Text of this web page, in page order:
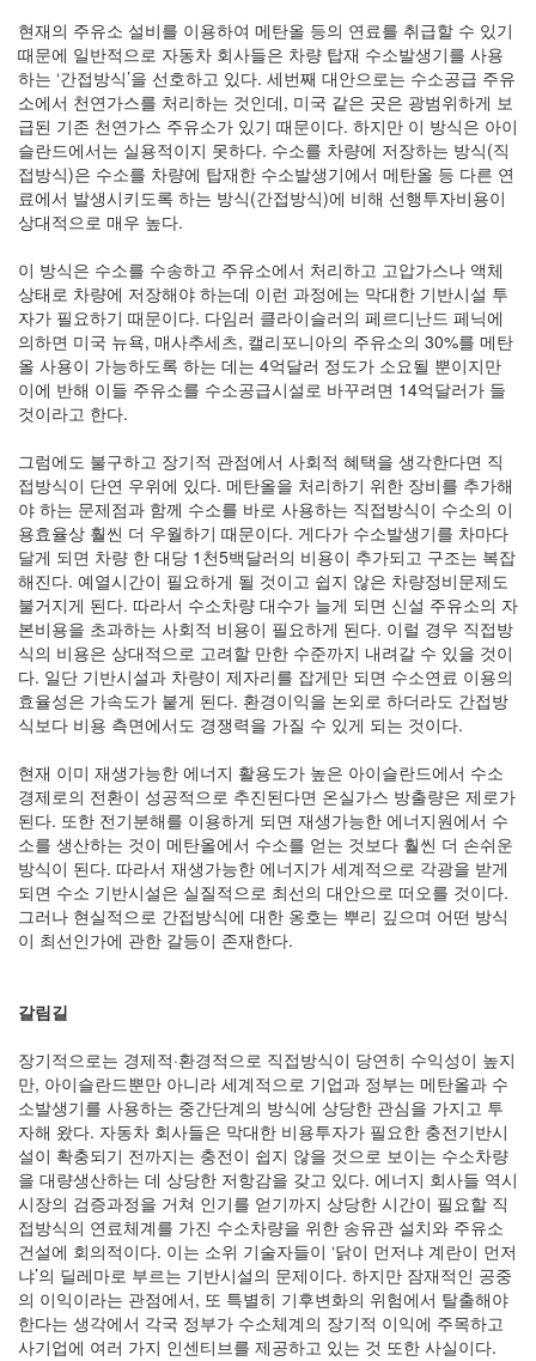
현재의 주유소 설비를 이용하여 메탄올 등의 연료를 취급할 수 있기
때문에 일반적으로 자동차 회사들은 차량 탑재 수소발생기를 사용
하는 ‘간접방식’을 선호하고 있다. 세번째 대안으로는 수소공급 주유
소에서 천연가스를 처리하는 것인데, 미국 같은 곳은 광범위하게 보
급된 기존 천연가스 주유소가 있기 때문이다. 하지만 이 방식은 아이
슬란드에서는 실용적이지 못하다. 수소를 차량에 저장하는 방식(직
접방식)은 수소를 차량에 탑재한 수소발생기에서 메탄올 등 다른 연
료에서 발생시키도록 하는 방식(간접방식)에 비해 선행투자비용이
상대적으로 매우 높다.
이 방식은 수소를 수송하고 주유소에서 처리하고 고압가스나 액체
상태로 차량에 저장해야 하는데 이런 과정에는 막대한 기반시설 투
자가 필요하기 때문이다. 다임러 클라이슬러의 페르디난드 페닉에
의하면 미국 뉴욕, 매사추세츠, 캘리포니아의 주유소의 30%를 메탄
올 사용이 가능하도록 하는 데는 4억달러 정도가 소요될 뿐이지만
이에 반해 이들 주유소를 수소공급시설로 바꾸려면 14억달러가 들
것이라고 한다.
그럼에도 불구하고 장기적 관점에서 사회적 혜택을 생각한다면 직
접방식이 단연 우위에 있다. 메탄올을 처리하기 위한 장비를 추가해
야 하는 문제점과 함께 수소를 바로 사용하는 직접방식이 수소의 이
용효율상 훨씬 더 우월하기 때문이다. 게다가 수소발생기를 차마다
달게 되면 차량 한 대당 1천5백달러의 비용이 추가되고 구조는 복잡
해진다. 예열시간이 필요하게 될 것이고 쉽지 않은 차량정비문제도
불거지게 된다. 따라서 수소차량 대수가 늘게 되면 신설 주유소의 자
본비용을 초과하는 사회적 비용이 필요하게 된다. 이럴 경우 직접방
식의 비용은 상대적으로 고려할 만한 수준까지 내려갈 수 있을 것이
다. 일단 기반시설과 차량이 제자리를 잡게만 되면 수소연료 이용의
효율성은 가속도가 붙게 된다. 환경이익을 논외로 하더라도 간접방
식보다 비용 측면에서도 경쟁력을 가질 수 있게 되는 것이다.
현재 이미 재생가능한 에너지 활용도가 높은 아이슬란드에서 수소
경제로의 전환이 성공적으로 추진된다면 온실가스 방출량은 제로가
된다. 또한 전기분해를 이용하게 되면 재생가능한 에너지원에서 수
소를 생산하는 것이 메탄올에서 수소를 얻는 것보다 훨씬 더 손쉬운
방식이 된다. 따라서 재생가능한 에너지가 세계적으로 각광을 받게
되면 수소 기반시설은 실질적으로 최선의 대안으로 떠오를 것이다.
그러나 현실적으로 간접방식에 대한 옹호는 뿌리 깊으며 어떤 방식
이 최선인가에 관한 갈등이 존재한다.
갈림길
장기적으로는 경제적·환경적으로 직접방식이 당연히 수익성이 높지
만, 아이슬란드뿐만 아니라 세계적으로 기업과 정부는 메탄올과 수
소발생기를 사용하는 중간단계의 방식에 상당한 관심을 가지고 투
자해 왔다. 자동차 회사들은 막대한 비용투자가 필요한 충전기반시
설이 확충되기 전까지는 충전이 쉽지 않을 것으로 보이는 수소차량
을 대량생산하는 데 상당한 저항감을 갖고 있다. 에너지 회사들 역시
시장의 검증과정을 거쳐 인기를 얻기까지 상당한 시간이 필요할 직
접방식의 연료체계를 가진 수소차량을 위한 송유관 설치와 주유소
건설에 회의적이다. 이는 소위 기술자들이 ‘닭이 먼저냐 계란이 먼저
냐’의 딜레마로 부르는 기반시설의 문제이다. 하지만 잠재적인 공중
의 이익이라는 관점에서, 또 특별히 기후변화의 위험에서 탈출해야
한다는 생각에서 각국 정부가 수소체계의 장기적 이익에 주목하고
사기업에 여러 가지 인센티브를 제공하고 있는 것 또한 사실이다.